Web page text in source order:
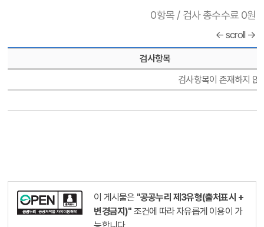
0항목 / 검사 총수수료 0원
← scroll →
검사항목
검사항목이 존재하지 않
이 게시물은 "공공누리 제3유형(출처표시 +
변경금지)" 조건에 따라 자유롭게 이용이 가